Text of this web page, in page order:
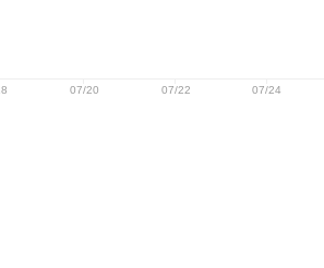
07/20 07/22 07/24